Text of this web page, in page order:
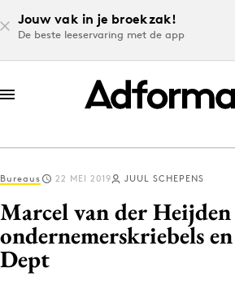
Jouw vak in je broekzak!
De beste leeservaring met de app
Log in
Volg het laatste nieuws via
Bureaus 22 MEI 2019 JUUL SCHEPENS
Marcel van der
ondernemerskriebels
Dept